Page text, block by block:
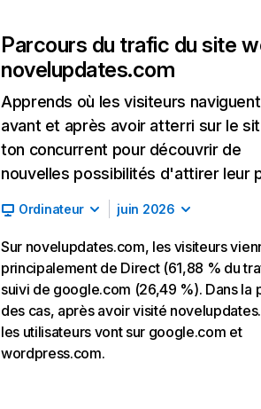
Parcours du trafic du site
novelupdates.com
Apprends où les visiteurs naviguent
avant et après avoir atterri sur le
ton concurrent pour découvrir de
nouvelles possibilités d'attirer leur
Ordinateur juin 2026
Sur novelupdates.com, les visiteurs
principalement de Direct (61,88 % du
suivi de google.com (26,49 %). Dans la
des cas, après avoir visité
les utilisateurs vont sur google.com et
wordpress.com.